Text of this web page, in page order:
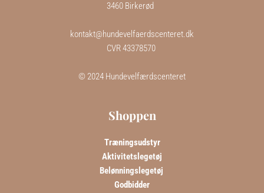
3460 Birkerød
kontakt@hundevelfaerdscenteret.dk
CVR 43378570
© 2024 Hundevelfærdscenteret
Shoppen
Træningsudstyr
Aktivitetslegetøj
Belønningslegetøj
Godbidder